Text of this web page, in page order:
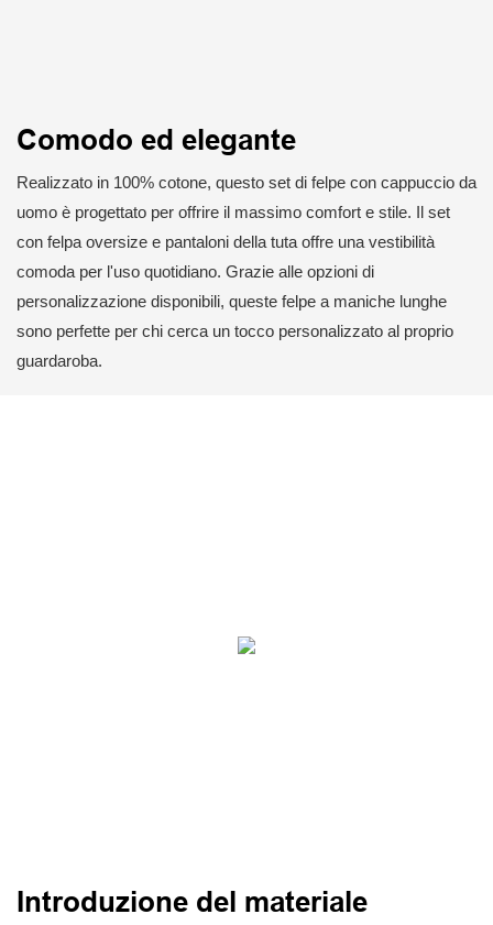
Comodo ed elegante
Realizzato in 100% cotone, questo set di felpe con cappuccio da
uomo è progettato per offrire il massimo comfort e stile. Il set
con felpa oversize e pantaloni della tuta offre una vestibilità
comoda per l'uso quotidiano. Grazie alle opzioni di
personalizzazione disponibili, queste felpe a maniche lunghe
sono perfette per chi cerca un tocco personalizzato al proprio
guardaroba.
Introduzione del materiale